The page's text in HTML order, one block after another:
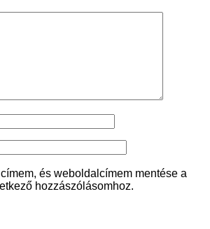
és weboldalcímem mentése a
hozzászólásomhoz.